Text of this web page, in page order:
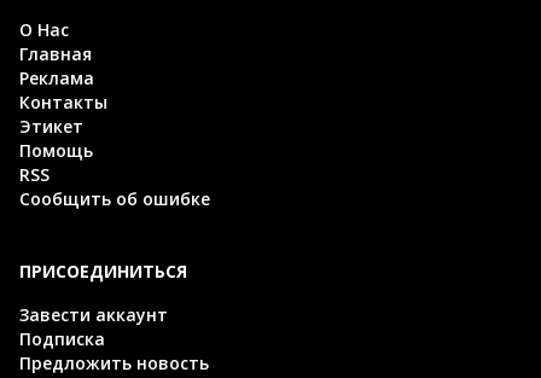
О Нас
Главная
Реклама
Контакты
Этикет
Помощь
RSS
Сообщить об ошибке
ПРИСОЕДИНИТЬСЯ
Завести аккаунт
Подписка
Предложить новость